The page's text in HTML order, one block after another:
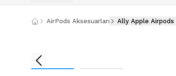
AirPods Aksesuarları Ally Apple Airpods